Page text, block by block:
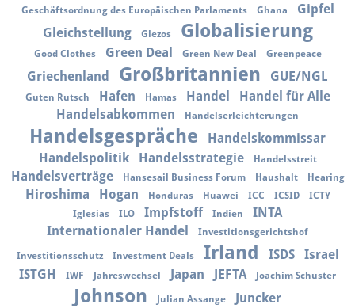
Geschäftsordnung des Europäischen Parlaments
Ghana
Gipfel
Gleichstellung
Glezos Globalisierung
Good Clothes Green Deal Green New Deal Greenpeace
Griechenland Großbritannien GUE/NGL
Guten Rutsch Hafen Hamas Handel
Handel für Alle
Handelsabkommen
Handelserleichterungen
Handelsgespräche
Handelskommissar
Handelspolitik
Handelsstrategie Handelsstreit
Handelsverträge Hansesail Business Forum Haushalt Hearing
Hiroshima Hogan Honduras Huawei ICC ICSID
ICTY
Iglesias
ILO Impfstoff Indien
INTA
Internationaler Handel
Investitionsgerichtshof
Investitionsschutz Investment Deals Irland ISDS
Israel
ISTGH
IWF Jahreswechsel Japan JEFTA Joachim Schuster
Johnson Julian Assange
Juncker